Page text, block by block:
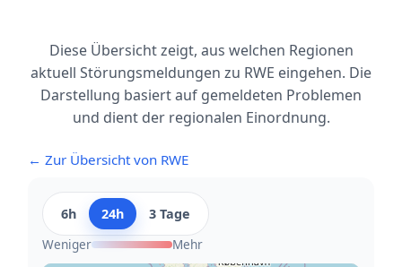
Diese Übersicht zeigt, aus welchen Regionen
aktuell Störungsmeldungen zu RWE eingehen. Die
Darstellung basiert auf gemeldeten Problemen
und dient der regionalen Einordnung.
← Zur Übersicht von RWE
6h 24h
3 Tage
Weniger
Mehr